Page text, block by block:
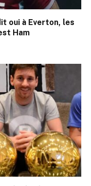
oui à Everton, les
Ham